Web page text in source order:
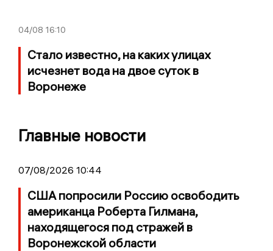
04/08 16:10
Стало известно, на каких улицах
исчезнет вода на двое суток в
Воронеже
Главные новости
07/08/2026 10:44
США попросили Россию освободить
американца Роберта Гилмана,
находящегося под стражей в
Воронежской области